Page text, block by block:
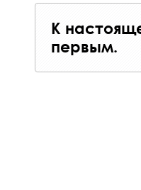
К
первым.